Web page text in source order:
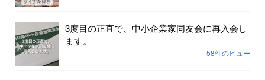
3度目の正直で、中小企業家同友会に再入会し
ます。
58件のビュー